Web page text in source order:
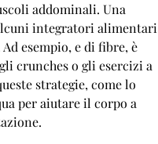
addominali. Una
integratori alimentari
esempio, e di fibre, è
crunches o gli esercizi a
strategie, come lo
per aiutare il corpo a